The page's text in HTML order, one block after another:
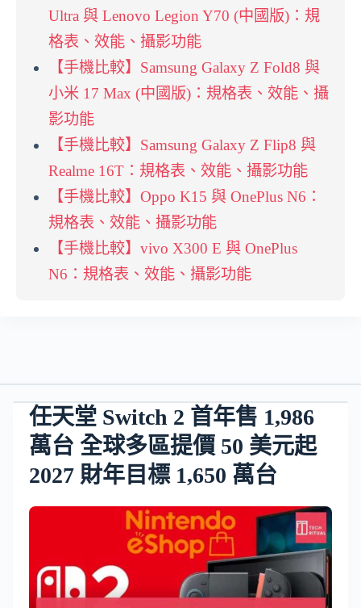
Ultra 與 Lenovo Legion Y70 (中國版)：規
格表、效能、攝影功能
【手機比較】Samsung Galaxy Z Fold8 與
小米 17 Max (中國版)：規格表、效能、攝
影功能
【手機比較】Samsung Galaxy Z Flip8 與
Realme 16T：規格表、效能、攝影功能
【手機比較】Oppo K15 與 OnePlus N6：
規格表、效能、攝影功能
【手機比較】vivo X300 E 與 OnePlus
N6：規格表、效能、攝影功能
任天堂 Switch 2 首年售 1,986
萬台 全球多區提價 50 美元起
2027 財年目標 1,650 萬台